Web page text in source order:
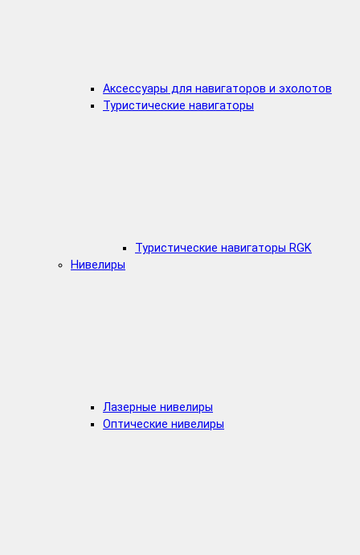
Аксессуары для навигаторов и эхолотов
Туристические навигаторы
Туристические навигаторы RGK
Нивелиры
Лазерные нивелиры
Оптические нивелиры